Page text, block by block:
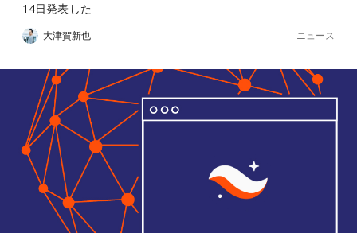
14日発表した
大津賀新也 ニュース